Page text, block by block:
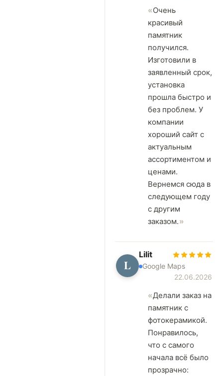
Очень
красивый
памятник
получился.
Изготовили в
заявленный срок,
установка
прошла быстро и
без проблем. У
компании
хороший сайт с
актуальным
ассортиментом и
ценами.
Вернемся сюда в
следующем году
с другим
заказом.
L
Lilit
Google Maps
22.06.2026
Делали заказ на
памятник с
фотокерамикой.
Понравилось,
что с самого
начала всё было
прозрачно: